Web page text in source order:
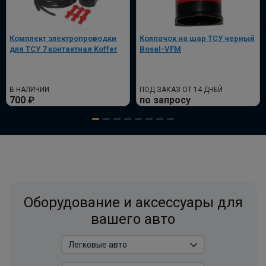
Комплект электрики фаркопа
ПОД ЗАКАЗ ОТ 14 ДНЕЙ
по запросу
В корзину
ПОД ЗАКАЗ ОТ 14 ДНЕЙ
по запросу
Комплект электропроводки
для ТСУ 7 контактная Koffer
В НАЛИЧИИ
700 ₽
Колпачок на шар ТСУ черный
Bosal-VFM
ПОД ЗАКАЗ ОТ 14 ДНЕЙ
по запросу
Оборудование и аксессуары для
вашего авто